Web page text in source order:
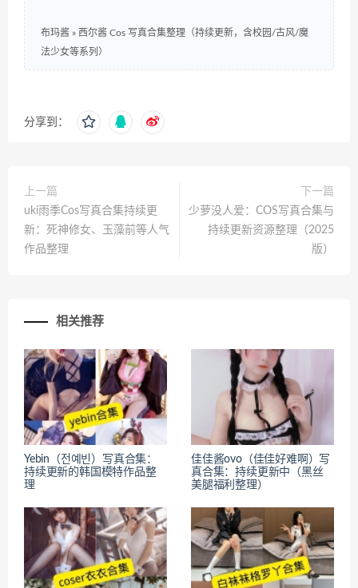
布玛酱 » 西尔酱 Cos 写真合集整理（持续更新，含校园/古风/魔
法少女等系列）
分享到：
上一篇
uki雨季Cos写真合集持续更
新：死神修女、玉藻前等人气
作品整理
下一篇
少萝没人爱：COS写真合集与
持续更新资源整理（2025
版）
相关推荐
Yebin（전예빈）写真合集：
持续更新的韩国模特作品整
理
佳佳酱ovo（佳佳好难啊）写
真合集：持续更新中（黑丝
美腿福利整理）